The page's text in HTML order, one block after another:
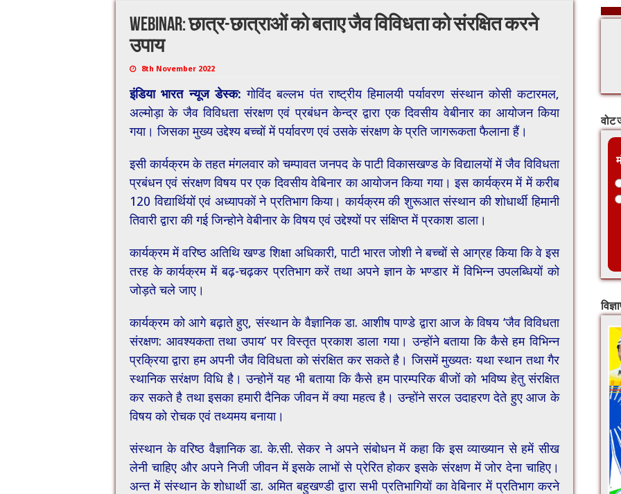
Webinar: छात्र-छात्राओं को बताए जैव विविधता को संरक्षित करने
उपाय
8th November 2022
इंडिया भारत न्यूज डेस्क: गोविंद बल्लभ पंत राष्ट्रीय हिमालयी पर्यावरण संस्थान कोसी कटारमल,
अल्मोड़ा के जैव विविधता संरक्षण एवं प्रबंधन केन्द्र द्वारा एक दिवसीय वेबीनार का आयोजन किया
गया। जिसका मुख्य उद्देश्य बच्चों में पर्यावरण एवं उसके संरक्षण के प्रति जागरूकता फैलाना हैं।
इसी कार्यक्रम के तहत मंगलवार को चम्पावत जनपद के पाटी विकासखण्ड के विद्यालयों में जैव विविधता
प्रबंधन एवं संरक्षण विषय पर एक दिवसीय वेबिनार का आयोजन किया गया। इस कार्यक्रम में में करीब
120 विद्यार्थियों एवं अध्यापकों ने प्रतिभाग किया। कार्यक्रम की शुरूआत संस्थान की शोधार्थी हिमानी
तिवारी द्वारा की गई जिन्होने वेबीनार के विषय एवं उद्देश्यों पर संक्षिप्त में प्रकाश डाला।
कार्यक्रम में वरिष्ठ अतिथि खण्ड शिक्षा अधिकारी, पाटी भारत जोशी ने बच्चों से आग्रह किया कि वे इस
तरह के कार्यक्रम में बढ़-चढ़कर प्रतिभाग करें तथा अपने ज्ञान के भण्डार में विभिन्न उपलब्धियों को
जोड़ते चले जाए।
कार्यक्रम को आगे बढ़ाते हुए, संस्थान के वैज्ञानिक डा. आशीष पाण्डे द्वारा आज के विषय ‘जैव विविधता
संरक्षण: आवश्यकता तथा उपाय’ पर विस्तृत प्रकाश डाला गया। उन्होंने बताया कि कैसे हम विभिन्न
प्रक्रिया द्वारा हम अपनी जैव विविधता को संरक्षित कर सकते है। जिसमें मुख्यतः यथा स्थान तथा गैर
स्थानिक सरंक्षण विधि है। उन्होनें यह भी बताया कि कैसे हम पारम्परिक बीजों को भविष्य हेतु संरक्षित
कर सकते है तथा इसका हमारी दैनिक जीवन में क्या महत्व है। उन्होंने सरल उदाहरण देते हुए आज के
विषय को रोचक एवं तथ्यमय बनाया।
संस्थान के वरिष्ठ वैज्ञानिक डा. के.सी. सेकर ने अपने संबोधन में कहा कि इस व्याख्यान से हमें सीख
लेनी चाहिए और अपने निजी जीवन में इसके लाभों से प्रेरित होकर इसके संरक्षण में जोर देना चाहिए।
अन्त में संस्थान के शोधार्थी डा. अमित बहुखण्डी द्वारा सभी प्रतिभागियों का वेबिनार में प्रतिभाग करने
वोट